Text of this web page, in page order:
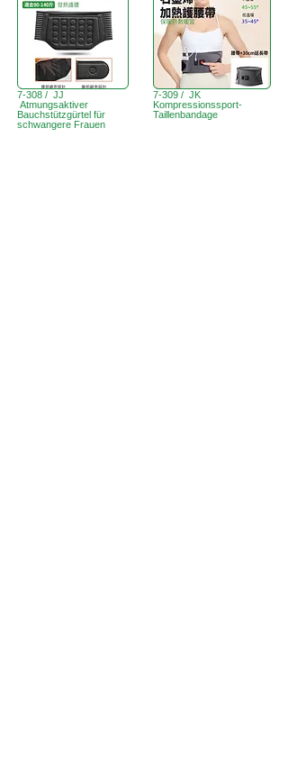
7-308 / JJ
Atmungsaktiver
Bauchstützgürtel für
schwangere Frauen
7-309 / JK
Kompressionssport-
Taillenbandage